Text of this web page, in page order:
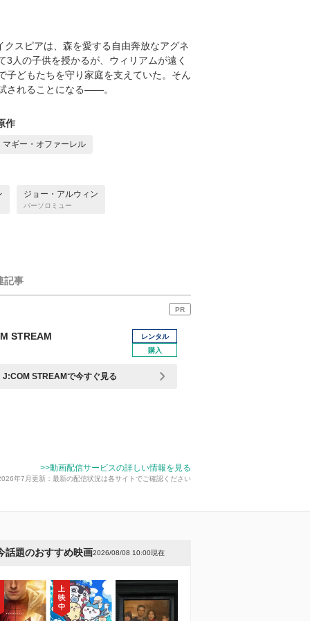
スピアは、森を愛する自由奔放なアグネ
人の子供を授かるが、ウィリアムが遠く
子どもたちを守り家庭を支えていた。そん
されることになる――。
作
マギー・オファーレル
ジョー・アルウィン
バーソロミュー
記事
PR
STREAM
レンタル
購入
J:COM STREAMで今すぐ見る
>>動画配信サービスの詳しい情報を見る
年7月更新：最新の配信状況は各サイトでご確認ください
話題のおすすめ映画2026/08/08 10:00現在